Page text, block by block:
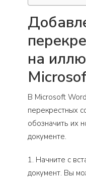
на
В Microsoft
перекрестных
обозначить их
документе.
1. Начните с
документ. Вы